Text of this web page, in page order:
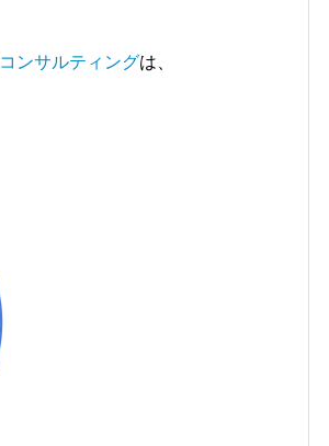
ンサルティングは、